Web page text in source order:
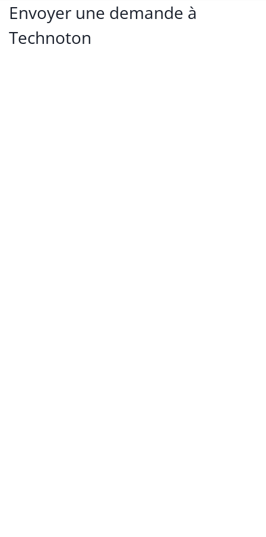
Envoyer une demande à
Technoton